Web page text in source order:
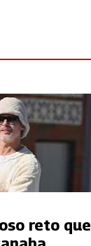
reto que